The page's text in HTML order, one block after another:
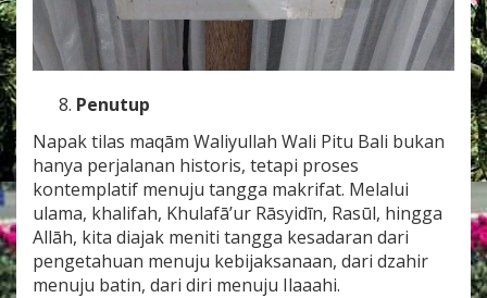
Penutup
Napak tilas maqām Waliyullah Wali Pitu Bali bukan
hanya perjalanan historis, tetapi proses
kontemplatif menuju tangga makrifat. Melalui
ulama, khalifah, Khulafā’ur Rāsyidīn, Rasūl, hingga
Allāh, kita diajak meniti tangga kesadaran dari
pengetahuan menuju kebijaksanaan, dari dzahir
menuju batin, dari diri menuju Ilaaahi.